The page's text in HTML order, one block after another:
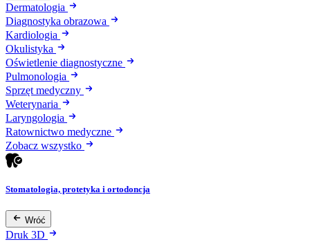
Dermatologia
Diagnostyka obrazowa
Kardiologia
Okulistyka
Oświetlenie diagnostyczne
Pulmonologia
Sprzęt medyczny
Weterynaria
Laryngologia
Ratownictwo medyczne
Zobacz wszystko
Stomatologia, protetyka i ortodoncja
Wróć
Druk 3D